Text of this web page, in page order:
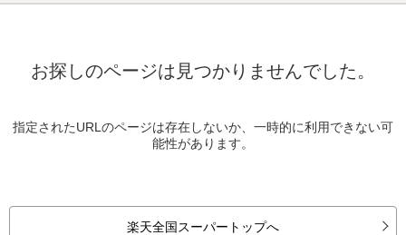
お探しのページは見つかりませんでした。
指定されたURLのページは存在しないか、一時的に利用できない可
能性があります。
楽天全国スーパートップへ